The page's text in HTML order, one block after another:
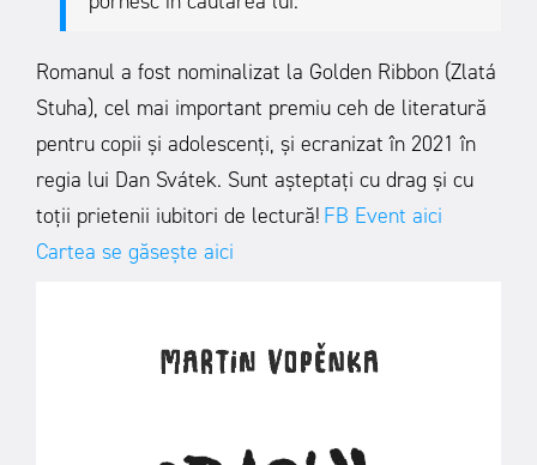
Romanul a fost nominalizat la Golden Ribbon (Zlatá
Stuha), cel mai important premiu ceh de literatură
pentru copii și adolescenți, și ecranizat în 2021 în
regia lui Dan Svátek. Sunt așteptați cu drag și cu
toții prietenii iubitori de lectură! FB Event aici
Cartea se găsește aici